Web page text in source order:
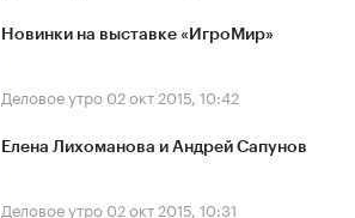
Новинки на выставке «ИгроМир»
Деловое утро 02 окт 2015, 10:42
Елена Лихоманова и Андрей Сапунов
Деловое утро 02 окт 2015, 10:31